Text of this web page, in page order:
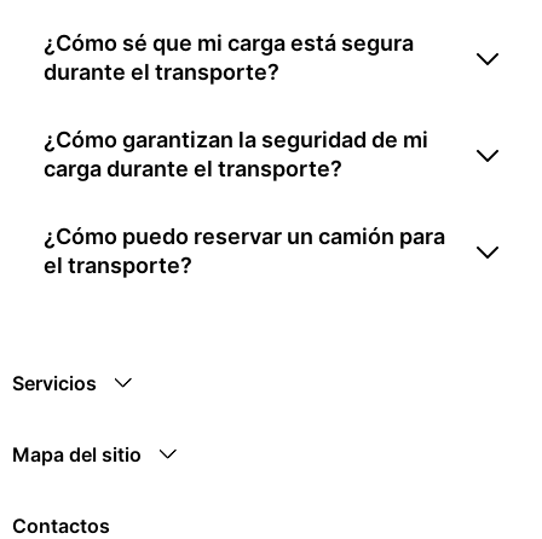
¿Cómo sé que mi carga está segura
durante el transporte?
¿Cómo garantizan la seguridad de mi
carga durante el transporte?
¿Cómo puedo reservar un camión para
el transporte?
Servicios
Mapa del sitio
Contactos